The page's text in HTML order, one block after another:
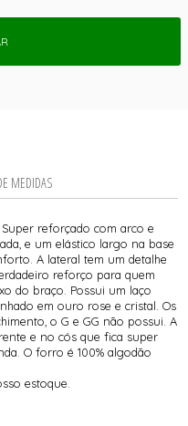
MEDIDAS
reforçado com arco e
e um elástico largo na base
A lateral tem um detalhe
reforço para quem
do braço. Possui um laço
em ouro rose e cristal. Os
o G e GG não possui. A
e no cós que fica super
O forro é 100% algodão
estoque.